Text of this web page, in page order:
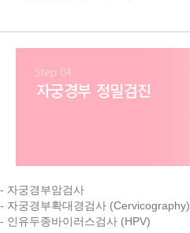
Step 04
자궁경부 정밀검진
- 자궁경부암검사
- 자궁경부확대경검사 (Cervicography)
- 인유두종바이러스검사 (HPV)